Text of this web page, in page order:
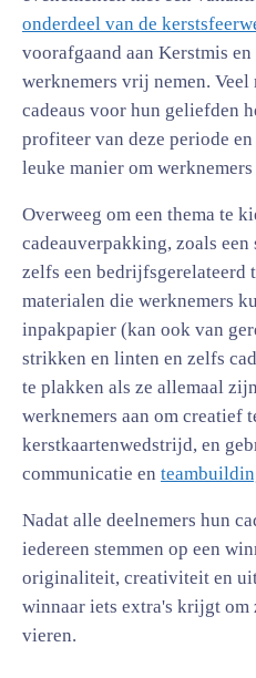
onderdeel van de
voorafgaand aan Kerstmis
werknemers vrij nemen.
cadeaus voor hun geliefden
profiteer van deze periode
leuke manier om
Overweeg om een thema te
cadeauverpakking, zoals
zelfs een bedrijfsgerelateerd
materialen die werknemers
inpakpapier (kan ook van
strikken en linten en zelfs
te plakken als ze allemaal
werknemers aan om creatief
kerstkaartenwedstrijd, en
communicatie en
Nadat alle deelnemers hun
iedereen stemmen op een
originaliteit, creativiteit en
winnaar iets extra's krijgt
vieren.